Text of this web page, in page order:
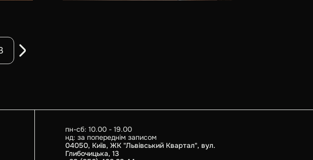
пн-сб: 10.00 - 19.00
нд: за попереднім записом
04050, Київ, ЖК "Львівський Квартал", вул.
Глибочицька, 13